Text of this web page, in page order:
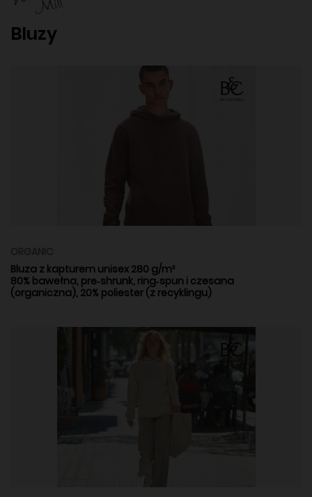
Bluzy
Bluza z kapturem unisex 280 g/m²
80% bawełna, pre‑shrunk, ring‑spun i czesana
(organiczna), 20% poliester (z recyklingu)